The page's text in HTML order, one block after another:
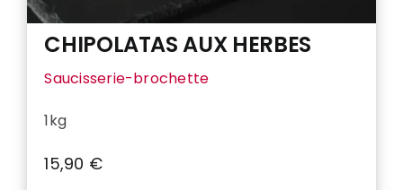
CHIPOLATAS AUX HERBES
Saucisserie-brochette
1kg
15,90 €